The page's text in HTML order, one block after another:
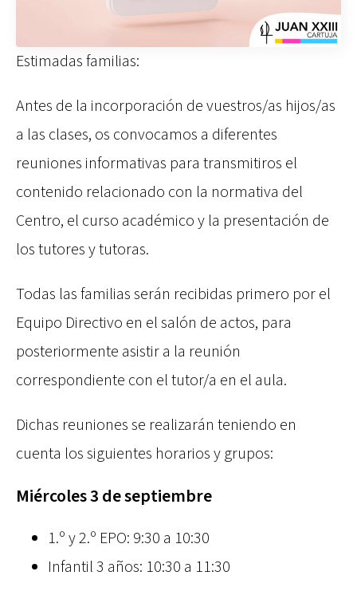
Estimadas familias:
Antes de la incorporación de vuestros/as hijos/as
a las clases, os convocamos a diferentes
reuniones informativas para transmitiros el
contenido relacionado con la normativa del
Centro, el curso académico y la presentación de
los tutores y tutoras.
Todas las familias serán recibidas primero por el
Equipo Directivo en el salón de actos, para
posteriormente asistir a la reunión
correspondiente con el tutor/a en el aula.
Dichas reuniones se realizarán teniendo en
cuenta los siguientes horarios y grupos:
Miércoles 3 de septiembre
1.º y 2.º EPO: 9:30 a 10:30
Infantil 3 años: 10:30 a 11:30